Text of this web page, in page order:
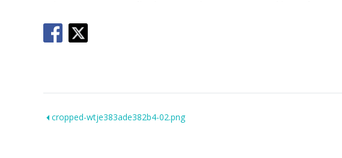
cropped-wtje383ade382b4-02.png